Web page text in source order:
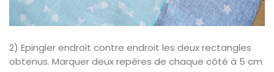
2) Epingler endroit contre endroit les deux rectangles
obtenus. Marquer deux repères de chaque côté à 5 cm